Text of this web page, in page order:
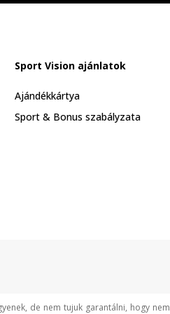
Sport Vision ajánlatok
Ajándékkártya
Sport & Bonus szabályzata
de nem tujuk garantálni, hogy